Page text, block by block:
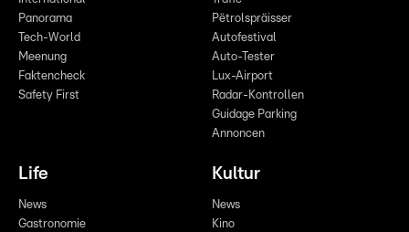
Panorama
Tech-World
Meenung
Faktencheck
Safety First
Pëtrolspräisser
Autofestival
Auto-Tester
Lux-Airport
Radar-Kontrollen
Guidage Parking
Annoncen
Life
News
Gastronomie
Kultur
News
Kino